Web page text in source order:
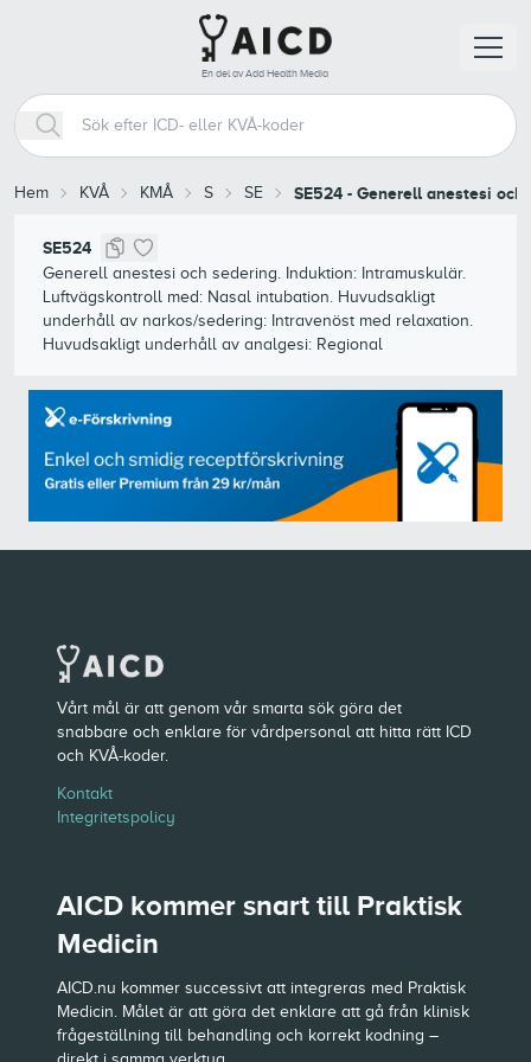
En del av Add Health Media
Hem KVÅ KMÅ S SE SE524 - Generell anestesi
SE524
Generell anestesi och sedering. Induktion: Intramuskulär.
Luftvägskontroll med: Nasal intubation. Huvudsakligt
underhåll av narkos/sedering: Intravenöst med relaxation.
Huvudsakligt underhåll av analgesi: Regional
Vårt mål är att genom vår smarta sök göra det
snabbare och enklare för vårdpersonal att hitta rätt ICD
och KVÅ-koder.
Kontakt
Integritetspolicy
AICD kommer snart till Praktisk
Medicin
AICD.nu kommer successivt att integreras med Praktisk
Medicin. Målet är att göra det enklare att gå från klinisk
frågeställning till behandling och korrekt kodning –